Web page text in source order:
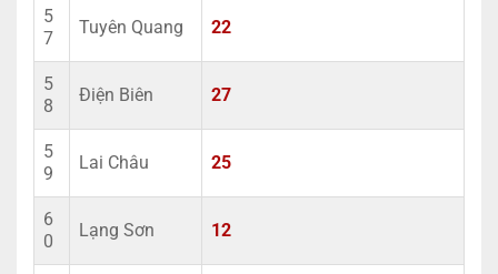
5
7
Tuyên Quang 22
5
8
Điện Biên 27
5
9
Lai Châu 25
6
0
Lạng Sơn 12